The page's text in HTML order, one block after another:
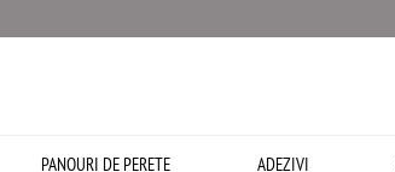
PANOURI DE PERETE ADEZIVI